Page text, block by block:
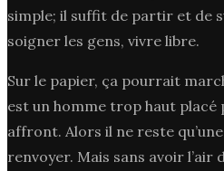
simple; il suffit de partir et de
soigner les gens, vivre libre.
Sur le papier, ça pourrait
est un homme trop haut
affront. Alors il ne reste
renvoyer. Mais sans avoir l’air